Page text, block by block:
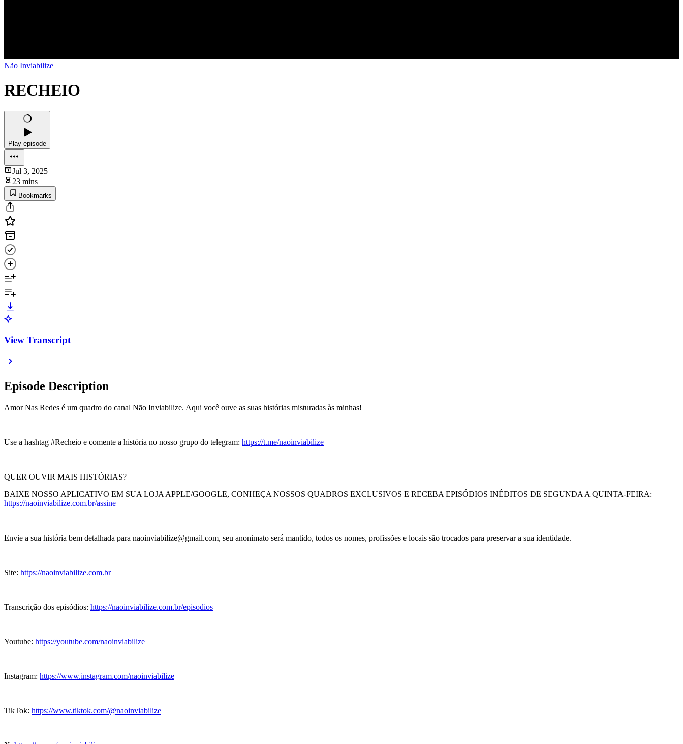
Não Inviabilize
RECHEIO
Play episode
Jul 3, 2025
23 mins
Bookmarks
View Transcript
Episode Description
Amor Nas Redes é um quadro do canal Não Inviabilize. Aqui você ouve as suas histórias misturadas às minhas!
Use a hashtag #Recheio e comente a história no nosso grupo do telegram: https://t.me/naoinviabilize
QUER OUVIR MAIS HISTÓRIAS?
BAIXE NOSSO APLICATIVO EM SUA LOJA APPLE/GOOGLE, CONHEÇA NOSSOS QUADROS EXCLUSIVOS E RECEBA EPISÓDIOS INÉDITOS DE SEGUNDA A QUINTA-FEIRA:
https://naoinviabilize.com.br/assine
Envie a sua história bem detalhada para naoinviabilize@gmail.com, seu anonimato será mantido, todos os nomes, profissões e locais são trocados para preservar a sua identidade.
Site: https://naoinviabilize.com.br
Transcrição dos episódios: https://naoinviabilize.com.br/episodios
Youtube: https://youtube.com/naoinviabilize
Instagram: https://www.instagram.com/naoinviabilize
TikTok: https://www.tiktok.com/@naoinviabilize